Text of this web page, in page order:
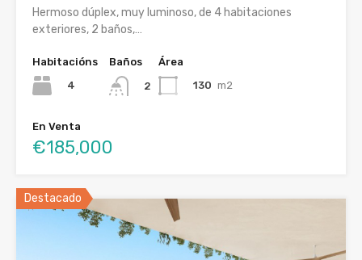
Hermoso dúplex, muy luminoso, de 4 habitaciones
exteriores, 2 baños,…
Habitacións
4
Baños
2
Área
130 m2
En Venta
€185,000
Destacado